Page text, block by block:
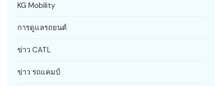
KG Mobility
การดูแลรถยนต์
ข่าว CATL
ข่าว รถแคมป์